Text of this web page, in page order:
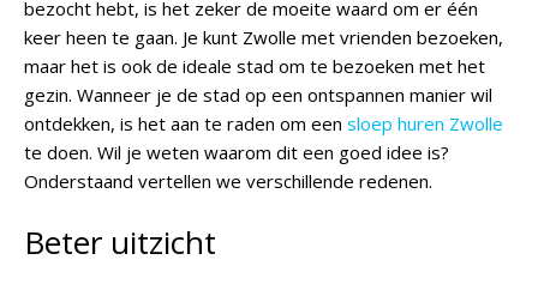
bezocht hebt, is het zeker de moeite waard om er één
keer heen te gaan. Je kunt Zwolle met vrienden bezoeken,
maar het is ook de ideale stad om te bezoeken met het
gezin. Wanneer je de stad op een ontspannen manier wil
ontdekken, is het aan te raden om een sloep huren Zwolle
te doen. Wil je weten waarom dit een goed idee is?
Onderstaand vertellen we verschillende redenen.
Beter uitzicht